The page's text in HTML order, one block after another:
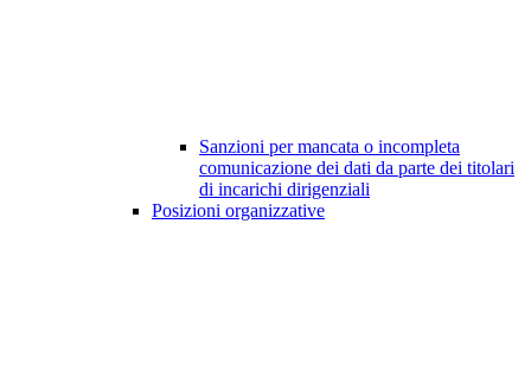
Sanzioni per mancata o incompleta
comunicazione dei dati da parte dei titolari
di incarichi dirigenziali
Posizioni organizzative